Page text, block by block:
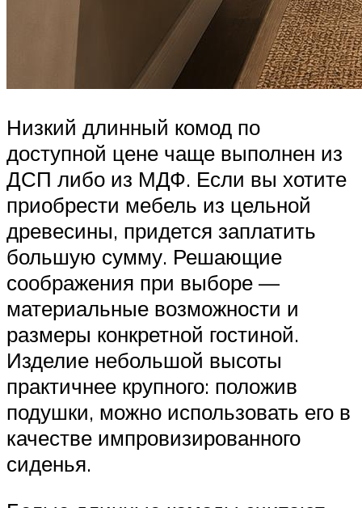
Низкий длинный комод по
доступной цене чаще выполнен из
ДСП либо из МДФ. Если вы хотите
приобрести мебель из цельной
древесины, придется заплатить
большую сумму. Решающие
соображения при выборе —
материальные возможности и
размеры конкретной гостиной.
Изделие небольшой высоты
практичнее крупного: положив
подушки, можно использовать его в
качестве импровизированного
сиденья.